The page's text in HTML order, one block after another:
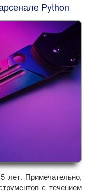
Python
лет. Примечательно,
с течением